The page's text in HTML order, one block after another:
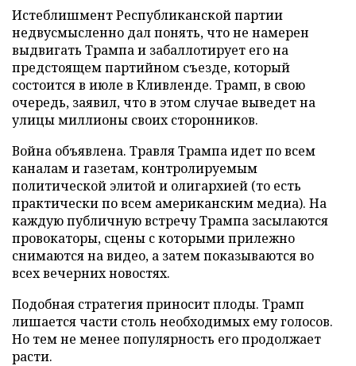
Истеблишмент Республиканской партии
недвусмысленно дал понять, что не намерен
выдвигать Трампа и забаллотирует его на
предстоящем партийном съезде, который
состоится в июле в Кливленде. Трамп, в свою
очередь, заявил, что в этом случае выведет на
улицы миллионы своих сторонников.
Война объявлена. Травля Трампа идет по всем
каналам и газетам, контролируемым
политической элитой и олигархией (то есть
практически по всем американским медиа). На
каждую публичную встречу Трампа засылаются
провокаторы, сцены с которыми прилежно
снимаются на видео, а затем показываются во
всех вечерних новостях.
Подобная стратегия приносит плоды. Трамп
лишается части столь необходимых ему голосов.
Но тем не менее популярность его продолжает
расти.